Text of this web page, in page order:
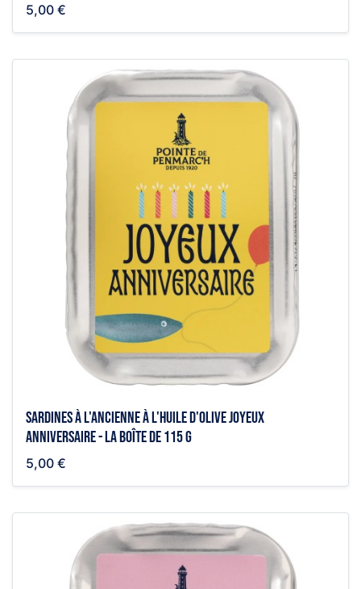
5,00 €
Sardines à l'ancienne à l'huile d'olive joyeux
anniversaire - la boîte de 115 g
5,00 €